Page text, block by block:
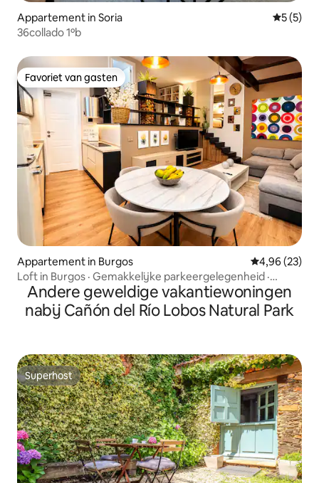
Appartement in Soria
5 (5)
36collado 1ºb
Favoriet van gasten
Favoriet van gasten
Appartement in Burgos Gemiddelde
4,96 (23)
Loft in Burgos · Gemakkelijke parkeergelegenheid ·
Rustig
Andere geweldige vakantiewoningen
nabij Cañón del Río Lobos Natural Park
Superhost
Superhost